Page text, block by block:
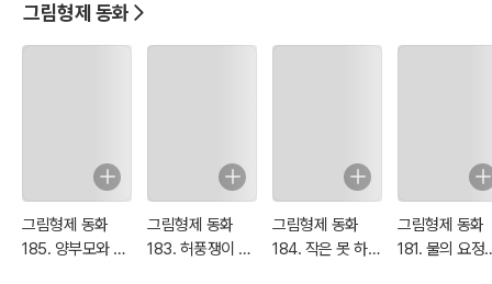
년 전의 원작 '그림 동화'와 내용 및 이야기 구조에 거리가 있다.
타지' 등이 그대로 2차 한글, 영어 번역본을 수록했다.
그림형제 동화
그림형제 동화
185. 양부모와 양
그림형제 동화
183. 허풍쟁이 재
그림형제 동화
184. 작은 못 하나
그림형제 동화
181. 물의 요정